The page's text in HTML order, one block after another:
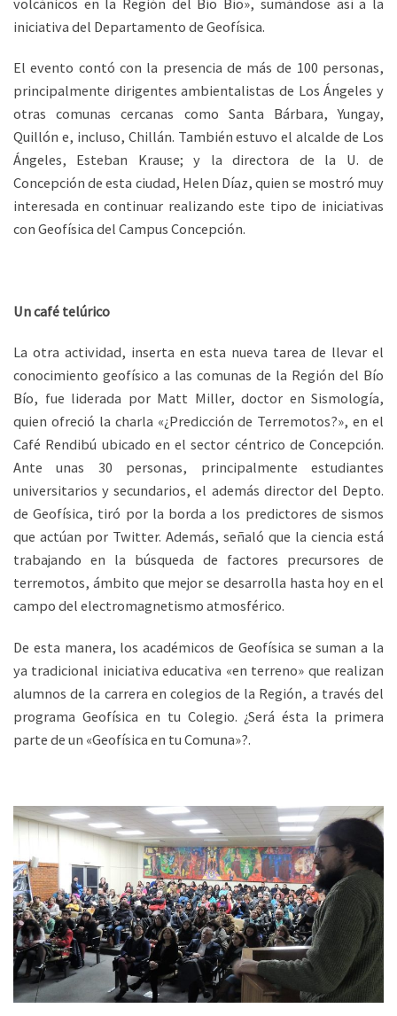
iniciativa del Departamento de Geofísica.
El evento contó con la presencia de más de 100 personas,
principalmente dirigentes ambientalistas de Los Ángeles y
otras comunas cercanas como Santa Bárbara, Yungay,
Quillón e, incluso, Chillán. También estuvo el alcalde de Los
Ángeles, Esteban Krause; y la directora de la U. de
Concepción de esta ciudad, Helen Díaz, quien se mostró muy
interesada en continuar realizando este tipo de iniciativas
con Geofísica del Campus Concepción.
Un café telúrico
La otra actividad, inserta en esta nueva tarea de llevar el
conocimiento geofísico a las comunas de la Región del Bío
Bío, fue liderada por Matt Miller, doctor en Sismología,
quien ofreció la charla «¿Predicción de Terremotos?», en el
Café Rendibú ubicado en el sector céntrico de Concepción.
Ante unas 30 personas, principalmente estudiantes
universitarios y secundarios, el además director del Depto.
de Geofísica, tiró por la borda a los predictores de sismos
que actúan por Twitter. Además, señaló que la ciencia está
trabajando en la búsqueda de factores precursores de
terremotos, ámbito que mejor se desarrolla hasta hoy en el
campo del electromagnetismo atmosférico.
De esta manera, los académicos de Geofísica se suman a la
ya tradicional iniciativa educativa «en terreno» que realizan
alumnos de la carrera en colegios de la Región, a través del
programa Geofísica en tu Colegio. ¿Será ésta la primera
parte de un «Geofísica en tu Comuna»?.